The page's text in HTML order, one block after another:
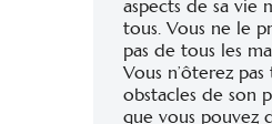
aspects de sa vie
tous. Vous ne le
pas de tous les
Vous n’ôterez pas
obstacles de son
que vous pouvez